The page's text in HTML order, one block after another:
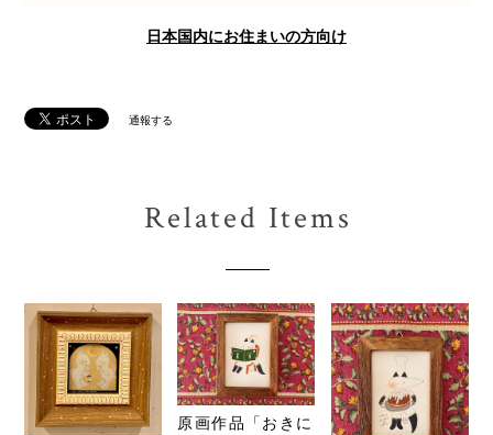
日本国内にお住まいの方向け
通報する
Related Items
原画作品「おきに